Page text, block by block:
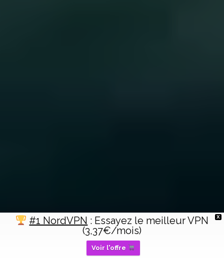
X
#1 NordVPN : Essayez le meilleur VPN
(3,37€/mois)
Voir l'offre